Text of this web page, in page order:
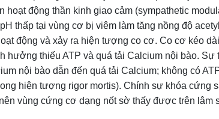
động thần kinh giao cảm (sympathetic
thấp tại vùng cơ bị viêm làm tăng nồng độ
động và xảy ra hiện tượng co cơ. Co cơ kéo
thiếu ATP và quá tải Calcium nội bào. Sự
nội bào dẫn đến quá tải Calcium; không có
hiện tượng rigor mortis). Chính sự khóa cứng
vùng cứng cơ dạng nốt sờ thấy được trên lâm